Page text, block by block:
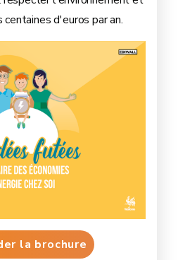
d'euros par an.
la brochure